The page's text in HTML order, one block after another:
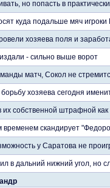
но попасть в
куда подальше мяч
хозяева поля и
- сильно выше ворот
матч, Сокол не
борьбу хозяева сегодня
их собственной штрафной
скандирует
у Саратова не
в дальний нижний угол, но